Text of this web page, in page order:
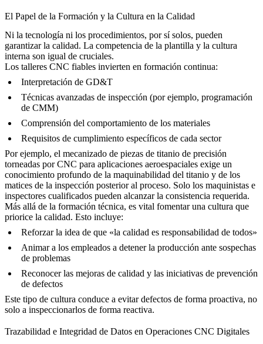
El Papel de la Formación y la Cultura en la Calidad
Ni la tecnología ni los procedimientos, por sí solos, pueden
garantizar la calidad. La competencia de la plantilla y la cultura
interna son igual de cruciales.
Los talleres CNC fiables invierten en formación continua:
Interpretación de GD&T
Técnicas avanzadas de inspección (por ejemplo, programación
de CMM)
Comprensión del comportamiento de los materiales
Requisitos de cumplimiento específicos de cada sector
Por ejemplo, el mecanizado de piezas de titanio de precisión
torneadas por CNC para aplicaciones aeroespaciales exige un
conocimiento profundo de la maquinabilidad del titanio y de los
matices de la inspección posterior al proceso. Solo los maquinistas e
inspectores cualificados pueden alcanzar la consistencia requerida.
Más allá de la formación técnica, es vital fomentar una cultura que
priorice la calidad. Esto incluye:
Reforzar la idea de que «la calidad es responsabilidad de todos»
Animar a los empleados a detener la producción ante sospechas
de problemas
Reconocer las mejoras de calidad y las iniciativas de prevención
de defectos
Este tipo de cultura conduce a evitar defectos de forma proactiva, no
solo a inspeccionarlos de forma reactiva.
Trazabilidad e Integridad de Datos en Operaciones CNC Digitales